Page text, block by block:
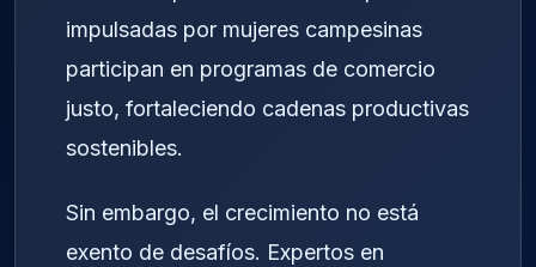
impulsadas por mujeres campesinas
participan en programas de comercio
justo, fortaleciendo cadenas productivas
sostenibles.
Sin embargo, el crecimiento no está
exento de desafíos. Expertos en